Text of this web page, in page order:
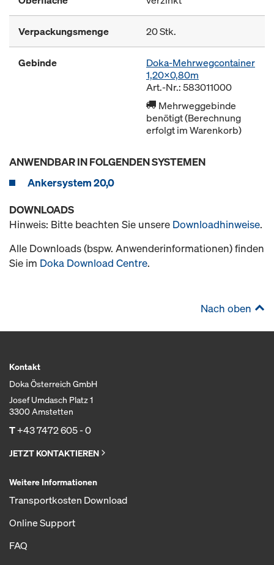
Verpackungsmenge 20 Stk.
Gebinde
Doka-Mehrwegcontainer
1,20x0,80m
Art.-Nr.: 583011000
Mehrweggebinde
benötigt (Berechnung
erfolgt im Warenkorb)
ANWENDBAR IN FOLGENDEN SYSTEMEN
Ankersystem 20,0
DOWNLOADS
Hinweis: Bitte beachten Sie unsere Downloadhinweise.
Alle Downloads (bspw. Anwenderinformationen) finden
Sie im Doka Download Centre.
Nach oben
Kontakt
Doka Österreich GmbH
Josef Umdasch Platz 1
3300 Amstetten
T+43 7472 605 - 0
JETZT KONTAKTIEREN
Weitere Informationen
Transportkosten Download
Online Support
FAQ